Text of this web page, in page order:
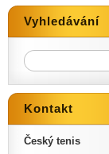
Vyhledávání
Kontakt
Český tenis